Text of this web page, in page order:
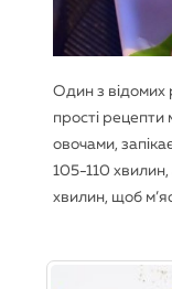
Один з відомих
прості рецепти
овочами,
105-110
хвилин, щоб